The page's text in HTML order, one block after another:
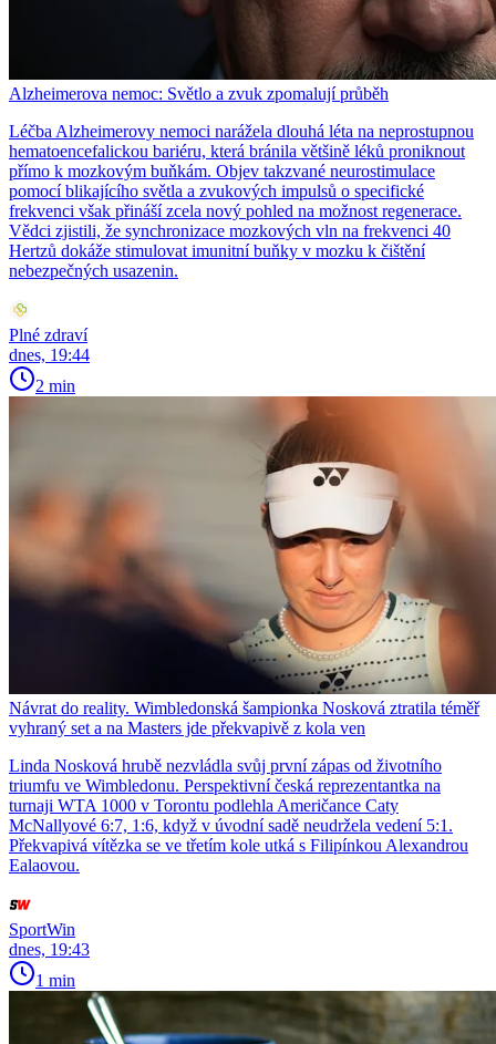
Alzheimerova nemoc: Světlo a zvuk zpomalují průběh
Léčba Alzheimerovy nemoci narážela dlouhá léta na neprostupnou
hematoencefalickou bariéru, která bránila většině léků proniknout
přímo k mozkovým buňkám. Objev takzvané neurostimulace
pomocí blikajícího světla a zvukových impulsů o specifické
frekvenci však přináší zcela nový pohled na možnost regenerace.
Vědci zjistili, že synchronizace mozkových vln na frekvenci 40
Hertzů dokáže stimulovat imunitní buňky v mozku k čištění
nebezpečných usazenin.
Plné zdraví
dnes, 19:44
2 min
Návrat do reality. Wimbledonská šampionka Nosková ztratila téměř
vyhraný set a na Masters jde překvapivě z kola ven
Linda Nosková hrubě nezvládla svůj první zápas od životního
triumfu ve Wimbledonu. Perspektivní česká reprezentantka na
turnaji WTA 1000 v Torontu podlehla Američance Caty
McNallyové 6:7, 1:6, když v úvodní sadě neudržela vedení 5:1.
Překvapivá vítězka se ve třetím kole utká s Filipínkou Alexandrou
Ealaovou.
SportWin
dnes, 19:43
1 min